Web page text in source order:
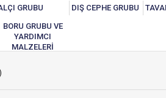
GRUBU DIŞ CEPHE GRUBU
BORU GRUBU VE
YARDIMCI
MALZELERİ